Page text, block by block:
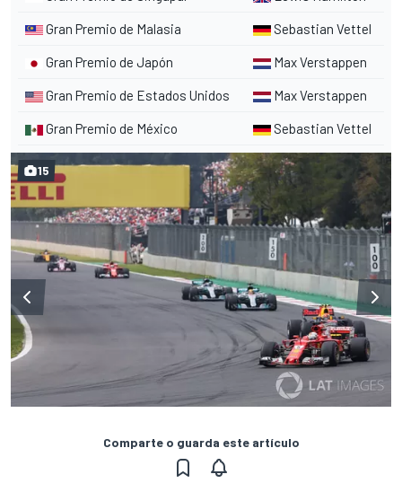
Gran Premio de Malasia Sebastian Vettel
Gran Premio de Japón Max Verstappen
Gran Premio de Estados Unidos Max Verstappen
Gran Premio de México Sebastian Vettel
15
Comparte o guarda este artículo